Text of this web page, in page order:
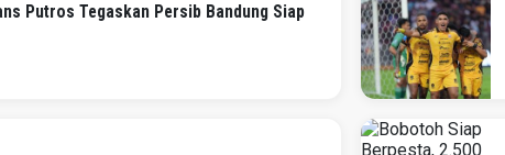
Putros Tegaskan Persib Bandung Siap